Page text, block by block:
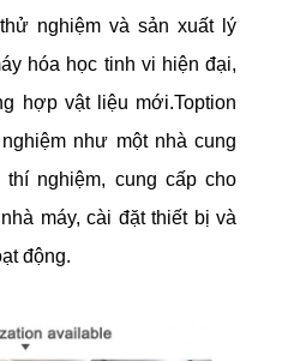
nghiệm và sản xuất lý
hóa học tinh vi hiện đại,
hợp vật liệu mới.Toption
như một nhà cung
nghiệm, cung cấp cho
máy, cài đặt thiết bị và
động.